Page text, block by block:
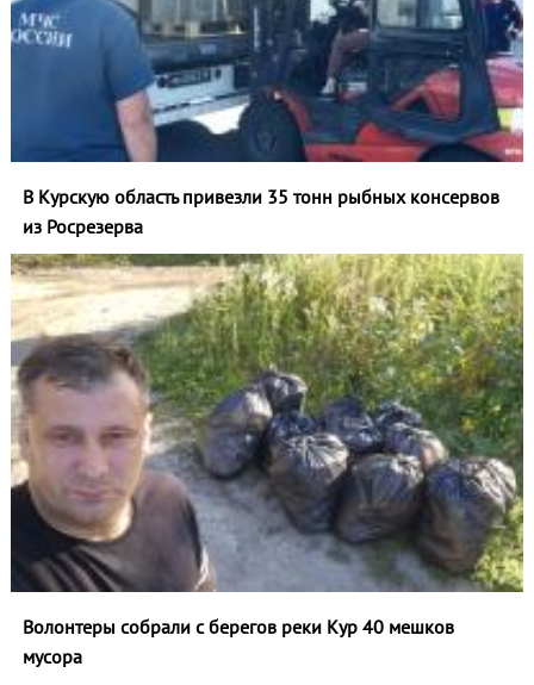
В Курскую область привезли 35 тонн рыбных консервов
из Росрезерва
Волонтеры собрали с берегов реки Кур 40 мешков
мусора